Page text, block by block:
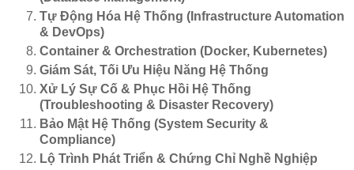
Tự Động Hóa Hệ Thống (Infrastructure Automation
& DevOps)
Container & Orchestration (Docker, Kubernetes)
Giám Sát, Tối Ưu Hiệu Năng Hệ Thống
Xử Lý Sự Cố & Phục Hồi Hệ Thống
(Troubleshooting & Disaster Recovery)
Bảo Mật Hệ Thống (System Security &
Compliance)
Lộ Trình Phát Triển & Chứng Chỉ Nghề Nghiệp